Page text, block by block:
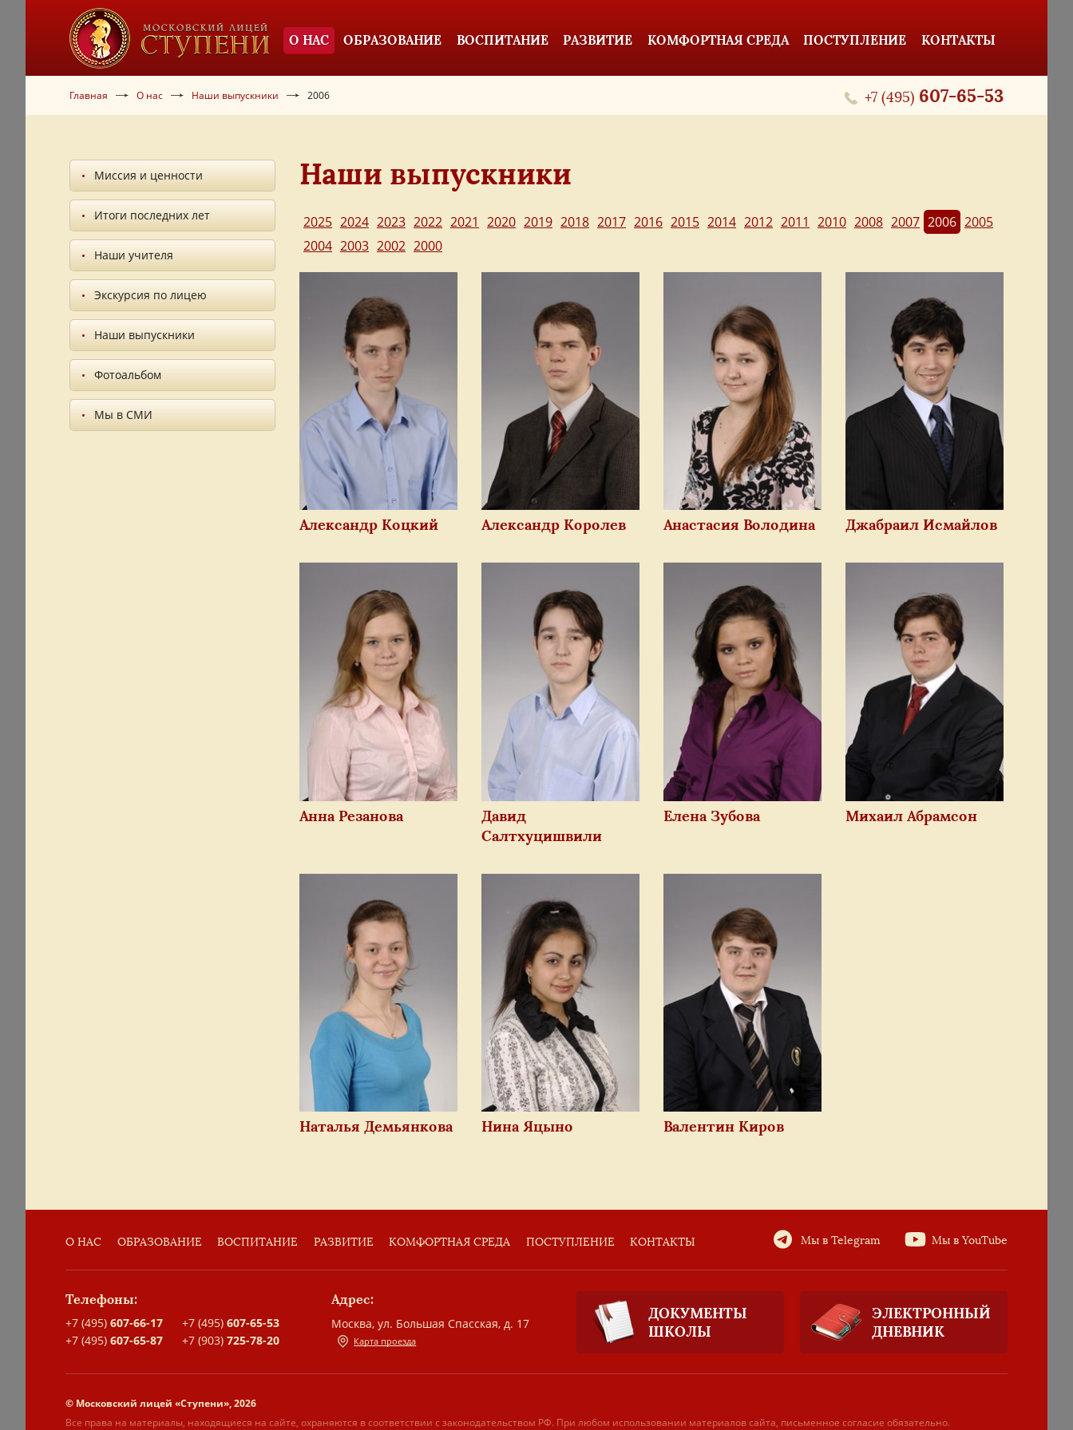
О НАС ОБРАЗОВАНИЕ ВОСПИТАНИЕ РАЗВИТИЕ КОМФОРТНАЯ СРЕДА ПОСТУПЛЕНИЕ КОНТАКТЫ
Главная О нас Наши выпускники 2006 +7 (495) 607-65-53
Миссия и ценности
Итоги последних лет
Наши учителя
Экскурсия по лицею
Наши выпускники
Фотоальбом
Мы в СМИ
Наши выпускники
2025 2024 2023 2022 2021 2020 2019 2018 2017 2016 2015 2014 2012 2011 2010 2008 2007 2006 2005
2004 2003 2002 2000
Александр Коцкий Александр Королев Анастасия Володина Джабраил Исмайлов
Анна Резанова
Давид
Салтхуцишвили
Елена Зубова Михаил Абрамсон
Наталья Демьянкова Нина Яцыно Валентин Киров
О НАС ОБРАЗОВАНИЕ ВОСПИТАНИЕ РАЗВИТИЕ КОМФОРТНАЯ СРЕДА ПОСТУПЛЕНИЕ КОНТАКТЫ Мы в Telegram Мы в YouTube
Телефоны:
+7 (495) 607-66-17 +7 (495)607-65-53
+7 (495) 607-65-87 +7 (903)725-78-20
Адрес:
Москва, ул. Большая Спасская, д. 17
Карта проезда
ДОКУМЕНТЫ
ШКОЛЫ
ЭЛЕКТРОННЫЙ
ДНЕВНИК
© Московский лицей «Ступени», 2026
Все права на материалы, находящиеся на сайте, охраняются в соответствии с законодательством РФ. При любом использовании материалов сайта, письменное согласие обязательно.